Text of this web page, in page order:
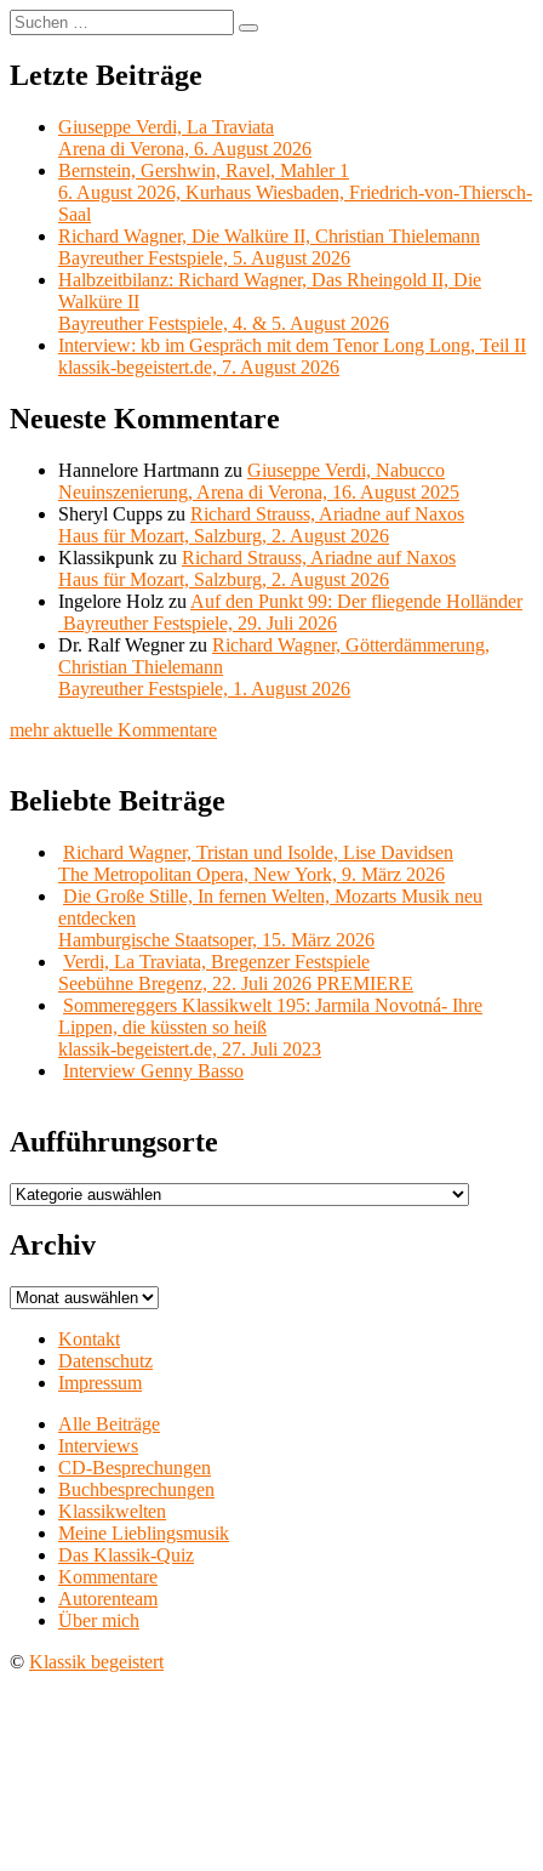
Suchen
nach:
Suchen
Letzte Beiträge
Giuseppe Verdi, La Traviata
Arena di Verona, 6. August 2026
Bernstein, Gershwin, Ravel, Mahler 1
6. August 2026, Kurhaus Wiesbaden, Friedrich-von-Thiersch-
Saal
Richard Wagner, Die Walküre II, Christian Thielemann
Bayreuther Festspiele, 5. August 2026
Halbzeitbilanz: Richard Wagner, Das Rheingold II, Die
Walküre II
Bayreuther Festspiele, 4. & 5. August 2026
Interview: kb im Gespräch mit dem Tenor Long Long, Teil II
klassik-begeistert.de, 7. August 2026
Neueste Kommentare
Hannelore Hartmann zu Giuseppe Verdi, Nabucco
Neuinszenierung, Arena di Verona, 16. August 2025
Sheryl Cupps zu Richard Strauss, Ariadne auf Naxos
Haus für Mozart, Salzburg, 2. August 2026
Klassikpunk zu Richard Strauss, Ariadne auf Naxos
Haus für Mozart, Salzburg, 2. August 2026
Ingelore Holz zu Auf den Punkt 99: Der fliegende Holländer
Bayreuther Festspiele, 29. Juli 2026
Dr. Ralf Wegnerzu Richard Wagner, Götterdämmerung,
Christian Thielemann
Bayreuther Festspiele, 1. August 2026
mehr aktuelle Kommentare
Beliebte Beiträge
Richard Wagner, Tristan und Isolde, Lise Davidsen
The Metropolitan Opera, New York, 9. März 2026
Die Große Stille, In fernen Welten, Mozarts Musik neu
entdecken
Hamburgische Staatsoper, 15. März 2026
Verdi, La Traviata, Bregenzer Festspiele
Seebühne Bregenz, 22. Juli 2026 PREMIERE
Sommereggers Klassikwelt 195: Jarmila Novotná- Ihre
Lippen, die küssten so heiß
klassik-begeistert.de, 27. Juli 2023
Interview Genny Basso
Aufführungsorte
Aufführungsorte
Archiv
Archiv
Kontakt
Datenschutz
Impressum
Alle Beiträge
Interviews
CD-Besprechungen
Buchbesprechungen
Klassikwelten
Meine Lieblingsmusik
Das Klassik-Quiz
Kommentare
Autorenteam
Über mich
© Klassik begeistert